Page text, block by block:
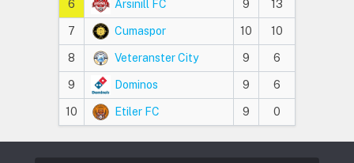
6 Arsınıll FC 9 13
7 Cumaspor 10 10
8 Veteranster City 9 6
9 Dominos 9 6
10 Etiler FC 9 0